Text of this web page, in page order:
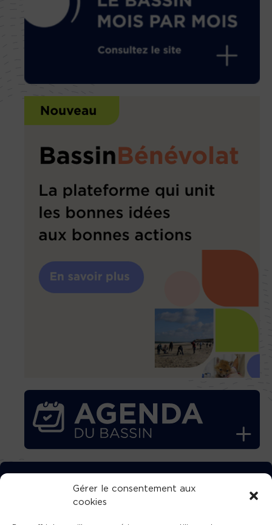
Gérer le consentement aux
cookies
TÉLÉCHARGEZ GRATUITEMENT
L’APPLICATION TVBA !